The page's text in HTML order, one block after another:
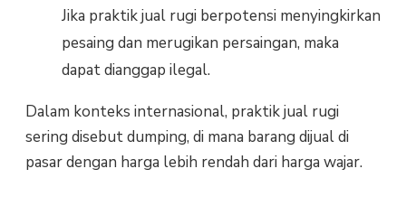
Jika praktik jual rugi berpotensi menyingkirkan
pesaing dan merugikan persaingan, maka
dapat dianggap ilegal.
Dalam konteks internasional, praktik jual rugi
sering disebut dumping, di mana barang dijual di
pasar dengan harga lebih rendah dari harga wajar.